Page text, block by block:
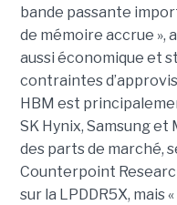
bande passante
de mémoire accrue »,
aussi économique et
contraintes
HBM est
SK Hynix, Samsung
des parts de marché,
Counterpoint
sur la LPDDR5X, mais